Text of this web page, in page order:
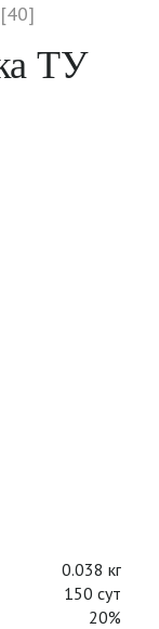
ТУ
0.038 кг
150 сут
20%